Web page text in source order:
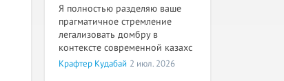
Я полностью разделяю ваше
прагматичное стремление
легализовать домбру в
контексте современной казахс
Крафтер Кудабай 2 июл. 2026